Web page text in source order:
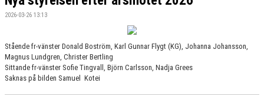
2026-03-26 13:13
Stående fr-vänster Donald Boström, Karl Gunnar Flygt (KG), Johanna Johansson,
Magnus Lundgren, Christer Bertling
Sittande fr-vänster Sofie Tingvall, Björn Carlsson, Nadja Grees
Saknas på bilden Samuel Kotei